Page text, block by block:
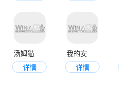
汤姆猫跑酷免费版
详情
我的安吉拉
详情